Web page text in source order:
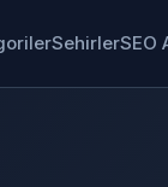
SehirlerSEO